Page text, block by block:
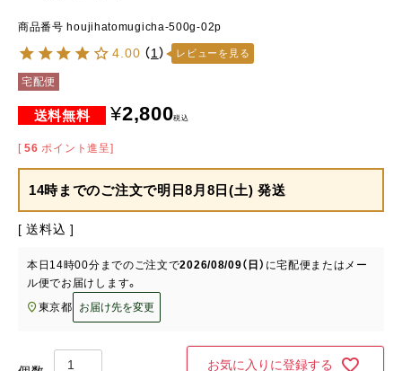
商品番号 houjihatomugicha-500g-02p
4.00 （1） レビューを見る
宅配便
¥2,800税込
[ 56 ポイント進呈]
14時までのご注文で明日8月8日(土) 発送
送料込
本日 14時00分 までのご注文で2026/08/09（日） に宅配便またはメー
ル便でお届けします。
東京都
お届け先を変更
お気に入りに登録する